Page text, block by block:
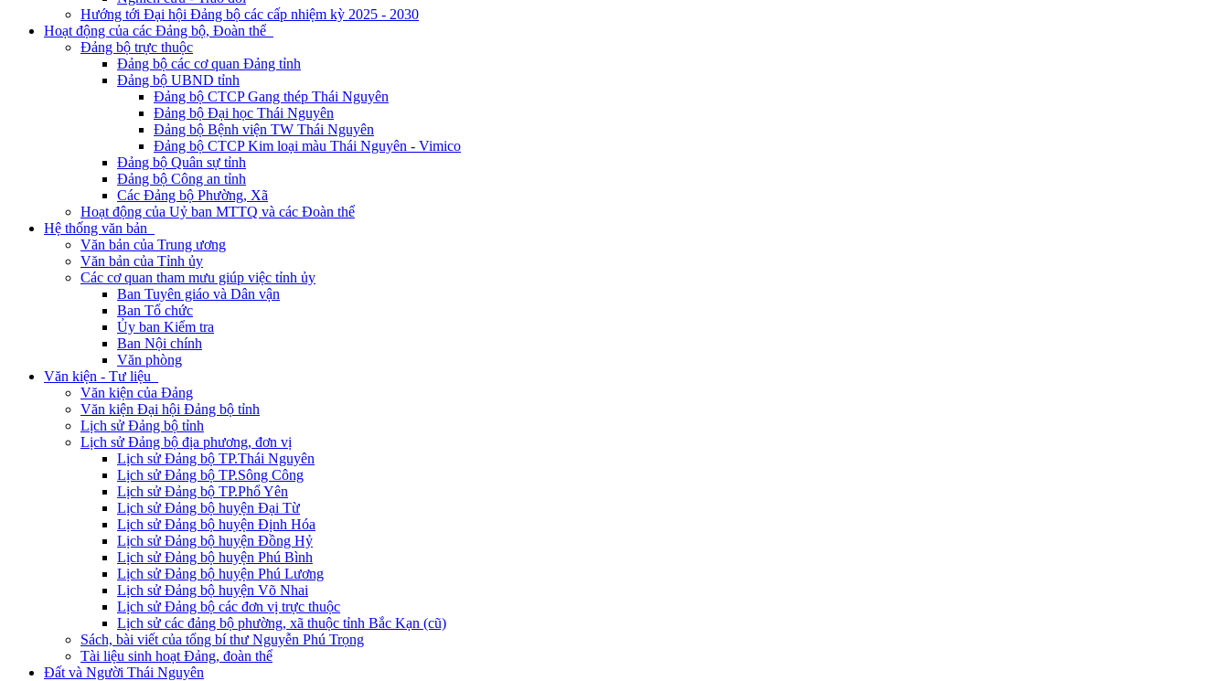
Hướng tới Đại hội Đảng bộ các cấp nhiệm kỳ 2025 - 2030
Hoạt động của các Đảng bộ, Đoàn thể
Đảng bộ trực thuộc
Đảng bộ các cơ quan Đảng tỉnh
Đảng bộ UBND tỉnh
Đảng bộ CTCP Gang thép Thái Nguyên
Đảng bộ Đại học Thái Nguyên
Đảng bộ Bệnh viện TW Thái Nguyên
Đảng bộ CTCP Kim loại màu Thái Nguyên - Vimico
Đảng bộ Quân sự tỉnh
Đảng bộ Công an tỉnh
Các Đảng bộ Phường, Xã
Hoạt động của Uỷ ban MTTQ và các Đoàn thể
Hệ thống văn bản
Văn bản của Trung ương
Văn bản của Tỉnh ủy
Các cơ quan tham mưu giúp việc tỉnh ủy
Ban Tuyên giáo và Dân vận
Ban Tổ chức
Ủy ban Kiểm tra
Ban Nội chính
Văn phòng
Văn kiện - Tư liệu
Văn kiện của Đảng
Văn kiện Đại hội Đảng bộ tỉnh
Lịch sử Đảng bộ tỉnh
Lịch sử Đảng bộ địa phương, đơn vị
Lịch sử Đảng bộ TP.Thái Nguyên
Lịch sử Đảng bộ TP.Sông Công
Lịch sử Đảng bộ TP.Phổ Yên
Lịch sử Đảng bộ huyện Đại Từ
Lịch sử Đảng bộ huyện Định Hóa
Lịch sử Đảng bộ huyện Đồng Hỷ
Lịch sử Đảng bộ huyện Phú Bình
Lịch sử Đảng bộ huyện Phú Lương
Lịch sử Đảng bộ huyện Võ Nhai
Lịch sử Đảng bộ các đơn vị trực thuộc
Lịch sử các đảng bộ phường, xã thuộc tỉnh Bắc Kạn (cũ)
Sách, bài viết của tổng bí thư Nguyễn Phú Trọng
Tài liệu sinh hoạt Đảng, đoàn thể
Đất và Người Thái Nguyên